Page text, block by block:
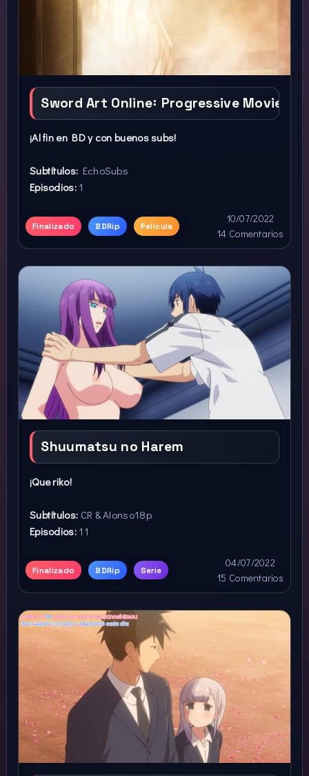
Sword Art Online꞉ Progressive Movie -
¡Al fin en BD y con buenos subs!
Subtítulos: EchoSubs
Episodios: 1
Finalizado BDRip Película
10/07/2022
14 Comentarios
Shuumatsu no Harem
¡Que riko!
Subtítulos: CR & Alonso18p
Episodios: 11
Finalizado BDRip Serie
04/07/2022
15 Comentarios